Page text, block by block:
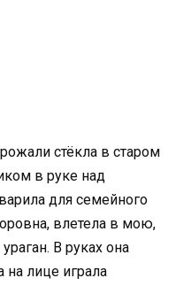
стёкла в старом
в руке над
для семейного
влетела в мою,
В руках она
на лице играла